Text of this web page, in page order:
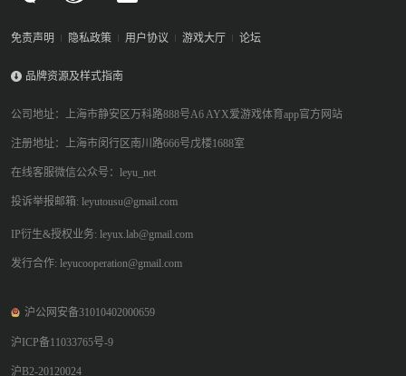
免责声明 隐私政策 用户协议 游戏大厅 论坛
品牌资源及样式指南
公司地址：上海市静安区万科路888号A6 AYX爱游戏体育app官方网站
注册地址：上海市闵行区南川路666号戊楼1688室
在线客服微信公众号：leyu_net
投诉举报邮箱: leyutousu@gmail.com
IP衍生&授权业务: leyux.lab@gmail.com
发行合作: leyucooperation@gmail.com
沪公网安备31010402000659
沪ICP备11033765号-9
沪B2-20120024